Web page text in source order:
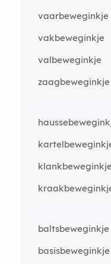
vaarbeweginkje
vakbeweginkje
valbeweginkje
zaagbeweginkje
baltsbeweginkje
basisbeweginkje